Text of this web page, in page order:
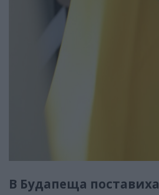
В Будапеща